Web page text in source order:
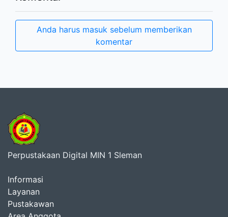
Anda harus masuk sebelum memberikan
komentar
Perpustakaan Digital MIN 1 Sleman
Informasi
Layanan
Pustakawan